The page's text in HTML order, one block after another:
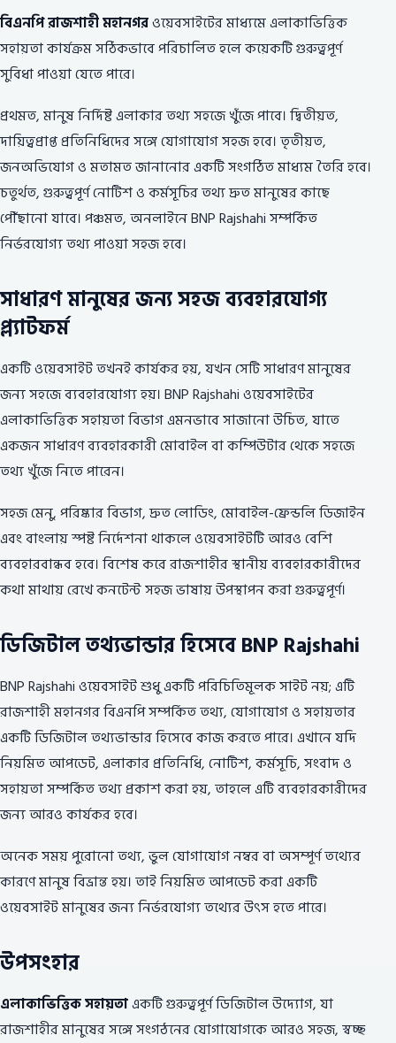
বিএনপি রাজশাহী মহানগরওয়েবসাইটের মাধ্যমে এলাকাভিত্তিক
সহায়তা কার্যক্রম সঠিকভাবে পরিচালিত হলে কয়েকটি গুরুত্বপূর্ণ
সুবিধা পাওয়া যেতে পারে।
প্রথমত, মানুষ নির্দিষ্ট এলাকার তথ্য সহজে খুঁজে পাবে। দ্বিতীয়ত,
দায়িত্বপ্রাপ্ত প্রতিনিধিদের সঙ্গে যোগাযোগ সহজ হবে। তৃতীয়ত,
জনঅভিযোগ ও মতামত জানানোর একটি সংগঠিত মাধ্যম তৈরি হবে।
চতুর্থত, গুরুত্বপূর্ণ নোটিশ ও কর্মসূচির তথ্য দ্রুত মানুষের কাছে
পৌঁছানো যাবে। পঞ্চমত, অনলাইনে BNP Rajshahi সম্পর্কিত
নির্ভরযোগ্য তথ্য পাওয়া সহজ হবে।
সাধারণ মানুষের জন্য সহজ ব্যবহারযোগ্য
প্ল্যাটফর্ম
একটি ওয়েবসাইট তখনই কার্যকর হয়, যখন সেটি সাধারণ মানুষের
জন্য সহজে ব্যবহারযোগ্য হয়। BNP Rajshahi ওয়েবসাইটের
এলাকাভিত্তিক সহায়তা বিভাগ এমনভাবে সাজানো উচিত, যাতে
একজন সাধারণ ব্যবহারকারী মোবাইল বা কম্পিউটার থেকে সহজে
তথ্য খুঁজে নিতে পারেন।
সহজ মেনু, পরিষ্কার বিভাগ, দ্রুত লোডিং, মোবাইল-ফ্রেন্ডলি ডিজাইন
এবং বাংলায় স্পষ্ট নির্দেশনা থাকলে ওয়েবসাইটটি আরও বেশি
ব্যবহারবান্ধব হবে। বিশেষ করে রাজশাহীর স্থানীয় ব্যবহারকারীদের
কথা মাথায় রেখে কনটেন্ট সহজ ভাষায় উপস্থাপন করা গুরুত্বপূর্ণ।
ডিজিটাল তথ্যভান্ডার হিসেবে BNP Rajshahi
BNP Rajshahi ওয়েবসাইট শুধু একটি পরিচিতিমূলক সাইট নয়; এটি
রাজশাহী মহানগর বিএনপি সম্পর্কিত তথ্য, যোগাযোগ ও সহায়তার
একটি ডিজিটাল তথ্যভান্ডার হিসেবে কাজ করতে পারে। এখানে যদি
নিয়মিত আপডেট, এলাকার প্রতিনিধি, নোটিশ, কর্মসূচি, সংবাদ ও
সহায়তা সম্পর্কিত তথ্য প্রকাশ করা হয়, তাহলে এটি ব্যবহারকারীদের
জন্য আরও কার্যকর হবে।
অনেক সময় পুরোনো তথ্য, ভুল যোগাযোগ নম্বর বা অসম্পূর্ণ তথ্যের
কারণে মানুষ বিভ্রান্ত হয়। তাই নিয়মিত আপডেট করা একটি
ওয়েবসাইট মানুষের জন্য নির্ভরযোগ্য তথ্যের উৎস হতে পারে।
উপসংহার
এলাকাভিত্তিক সহায়তাএকটি গুরুত্বপূর্ণ ডিজিটাল উদ্যোগ, যা
রাজশাহীর মানুষের সঙ্গে সংগঠনের যোগাযোগকে আরও সহজ, স্বচ্ছ